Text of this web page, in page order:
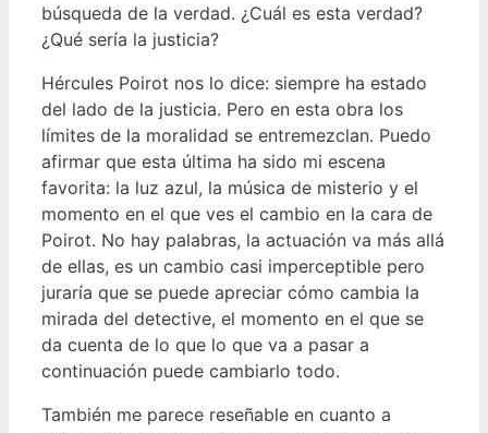
búsqueda de la verdad. ¿Cuál es esta verdad?
¿Qué sería la justicia?
Hércules Poirot nos lo dice: siempre ha estado
del lado de la justicia. Pero en esta obra los
límites de la moralidad se entremezclan. Puedo
afirmar que esta última ha sido mi escena
favorita: la luz azul, la música de misterio y el
momento en el que ves el cambio en la cara de
Poirot. No hay palabras, la actuación va más allá
de ellas, es un cambio casi imperceptible pero
juraría que se puede apreciar cómo cambia la
mirada del detective, el momento en el que se
da cuenta de lo que lo que va a pasar a
continuación puede cambiarlo todo.
También me parece reseñable en cuanto a